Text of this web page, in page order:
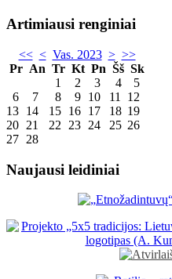
Artimiausi renginiai
<< < Vas. 2023 > >>
Pr An Tr Kt Pn Šš Sk
1
2 3 4
5
6
7 8 9 10 11
12
13 14 15 16 17 18 19
20 21 22 23 24 25 26
27 28
Naujausi leidiniai